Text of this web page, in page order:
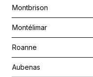
Montbrison
Montélimar
Roanne
Aubenas